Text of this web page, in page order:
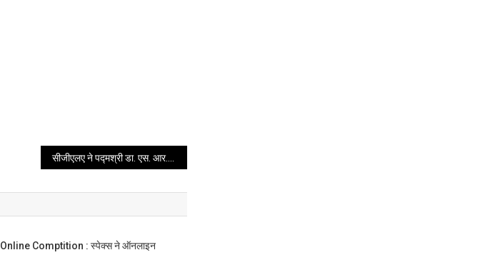
Online Comptition : स्पेक्स ने ऑनलाइन